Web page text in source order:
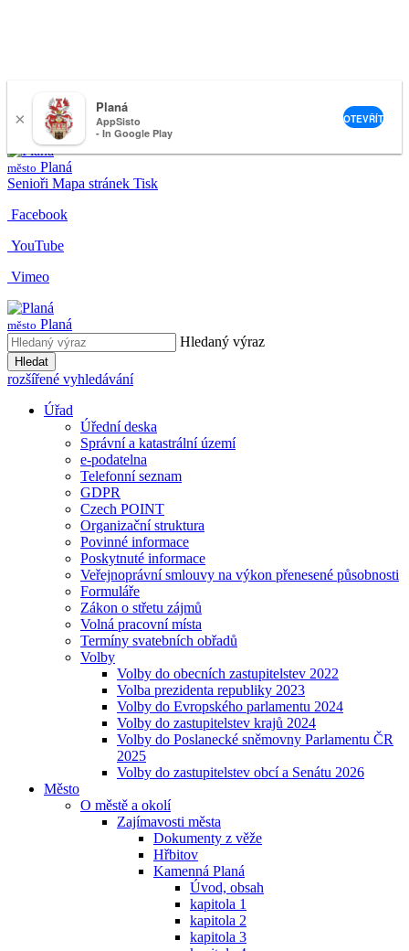
nemeckova@muplana.cz
město Planá
Senioři Mapa stránek Tisk
Facebook
YouTube
Vimeo
město Planá
Hledaný výraz
Hledat
rozšířené vyhledávání
Úřad
Úřední deska
Správní a katastrální území
e-podatelna
Telefonní seznam
GDPR
Czech POINT
Organizační struktura
Povinné informace
Poskytnuté informace
Veřejnoprávní smlouvy na výkon přenesené působnosti
Formuláře
Zákon o střetu zájmů
Volná pracovní místa
Termíny svatebních obřadů
Volby
Volby do obecních zastupitelstev 2022
Volba prezidenta republiky 2023
Volby do Evropského parlamentu 2024
Volby do zastupitelstev krajů 2024
Volby do Poslanecké sněmovny Parlamentu ČR
2025
Volby do zastupitelstev obcí a Senátu 2026
Město
O městě a okolí
Zajímavosti města
Dokumenty z věže
Hřbitov
Kamenná Planá
Úvod, obsah
kapitola 1
kapitola 2
kapitola 3
×
Planá
AppSisto
- In Google Play
OTEVŘÍT